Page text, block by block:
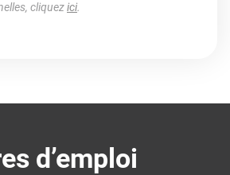
cliquezici.
d’emploi